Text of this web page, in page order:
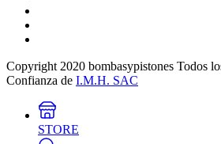
Copyright 2020 bombasypistones Todos
Confianza de I.M.H. SAC
STORE